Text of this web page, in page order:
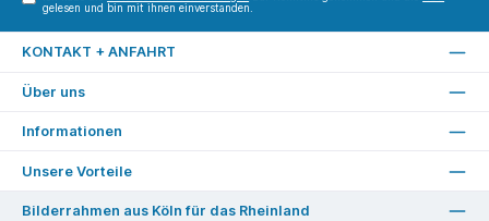
gelesen und bin mit ihnen einverstanden.
KONTAKT + ANFAHRT
Über uns
Informationen
Unsere Vorteile
Bilderrahmen aus Köln für das Rheinland